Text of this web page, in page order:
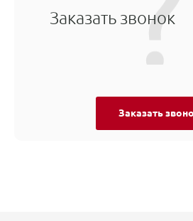
Заказать звонок
Заказать